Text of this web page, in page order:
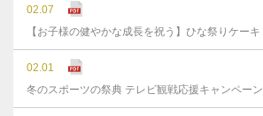
02.07
【お子様の健やかな成長を祝う】ひな祭りケーキ
02.01
冬のスポーツの祭典 テレビ観戦応援キャンペーン